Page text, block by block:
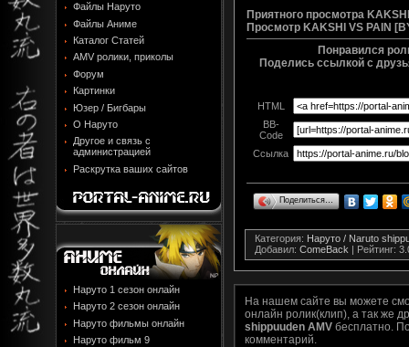
Файлы Наруто
Файлы Аниме
Каталог Статей
AMV ролики, приколы
Форум
Картинки
Юзер / Бигбары
О Наруто
Другое и связь с
администрацией
Раскрутка ваших сайтов
Наруто 1 сезон онлайн
Наруто 2 сезон онлайн
Наруто фильмы онлайн
Наруто фильм 9
Приятного просмотра
Просмотр KAKSHI VS PAIN
Понравился
Поделись ссылкой с
HTML
BB-
Code
Ссылка
Поделиться…
Категория: Наруто / Naruto
Добавил: ComeBack | Рейтинг:
На нашем сайте вы можете
онлайн ролик(клип), а так же
shippuuden AMV бесплатно.
комментарий.